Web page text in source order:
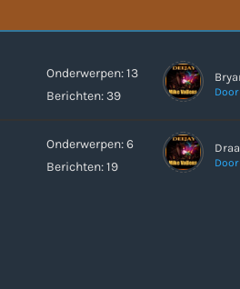
Onderwerpen: 13
Berichten: 39
Onderwerpen: 6
Berichten: 19